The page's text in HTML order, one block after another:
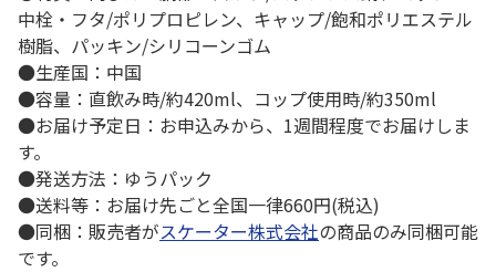
中栓・フタ/ポリプロピレン、キャップ/飽和ポリエステル
樹脂、パッキン/シリコーンゴム
●生産国：中国
●容量：直飲み時/約420ml、コップ使用時/約350ml
●お届け予定日：お申込みから、1週間程度でお届けしま
す。
●発送方法：ゆうパック
●送料等：お届け先ごと全国一律660円(税込)
●同梱：販売者がスケーター株式会社の商品のみ同梱可能
です。